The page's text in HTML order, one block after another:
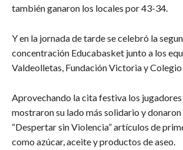
también ganaron los locales por 43-34.
Y en la jornada de tarde se celebró la
concentración Educabasket junto a los
Valdeolletas, Fundación Victoria y
Aprovechando la cita festiva los
mostraron su lado más solidario y
“Despertar sin Violencia” artículos de
como azúcar, aceite y productos de aseo.